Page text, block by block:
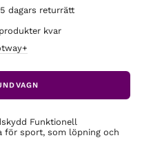
dagars returrätt
kvar
Funktionell
för sport, som löpning och